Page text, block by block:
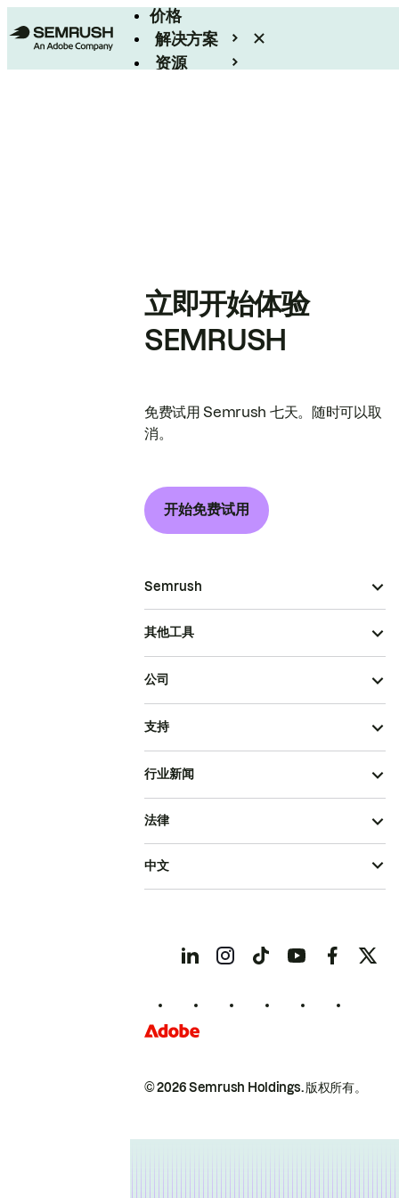
价格
解决方案
资源
立即开始体验
SEMRUSH
免费试用 Semrush 七天。随时可以取
消。
开始免费试用
Semrush
其他工具
公司
支持
行业新闻
© 2026 Semrush Holdings.版权所有。
法律
中文